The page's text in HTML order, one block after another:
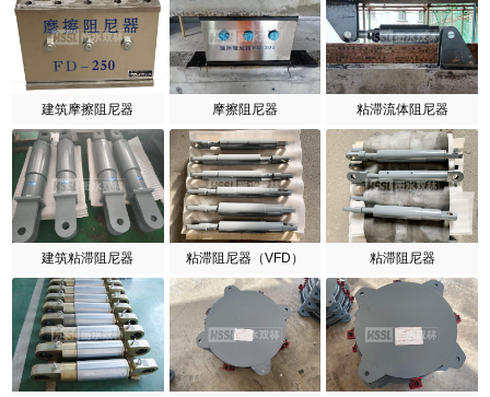
建筑摩擦阻尼器 摩擦阻尼器 粘滞流体阻尼器
建筑粘滞阻尼器 粘滞阻尼器（VFD） 粘滞阻尼器